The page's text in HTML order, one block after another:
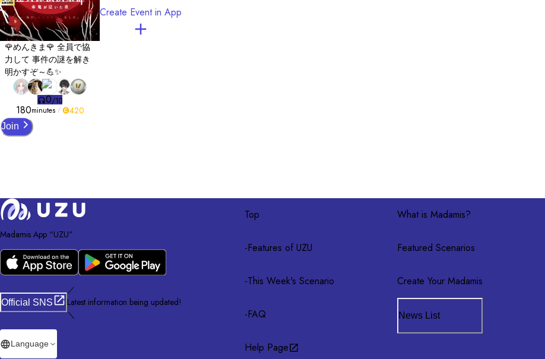
🌹めんきま🌹 全員で協
力して 事件の謎を解き
明かすぞ～💪✨
0/10
180minutes 420
Join
Create Event in App
Madamis App “UZU”
Official SNS
／
Latest information being updated!
＼
Language
Top
-Features of UZU
-This Week's Scenario
-FAQ
Help Page
What is Madamis?
Featured Scenarios
Create Your Madamis
News List